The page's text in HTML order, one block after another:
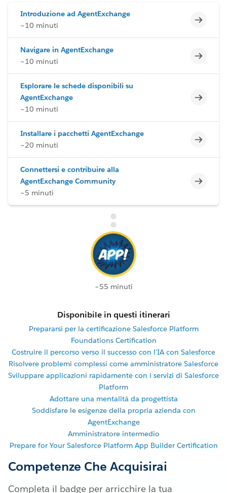
Introduzione ad AgentExchange
~10 minuti
Navigare in AgentExchange
~10 minuti
Esplorare le schede disponibili su
AgentExchange
~10 minuti
Installare i pacchetti AgentExchange
~20 minuti
Connettersi e contribuire alla
AgentExchange Community
~5 minuti
~55 minuti
Disponibile in questi itinerari
Prepararsi per la certificazione Salesforce Platform
Foundations Certification
Costruire il percorso verso il successo con l'IA con Salesforce
Risolvere problemi complessi come amministratore Salesforce
Sviluppare applicazioni rapidamente con i servizi di Salesforce
Platform
Adottare una mentalità da progettista
Soddisfare le esigenze della propria azienda con
AgentExchange
Amministratore intermedio
Prepare for Your Salesforce Platform App Builder Certification
Competenze Che Acquisirai
Completa il badge per arricchire la tua